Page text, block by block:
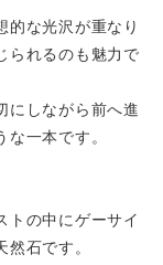
的な光沢が重なり
られるのも魅力で
にしながら前へ進
一本です。
トの中にゲーサイ
石です。